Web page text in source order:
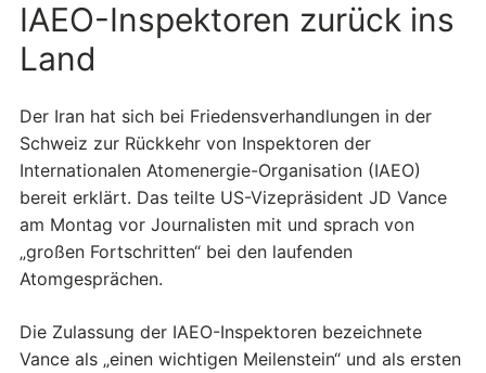
IAEO-Inspektoren zurück ins
Land
Der Iran hat sich bei Friedensverhandlungen in der
Schweiz zur Rückkehr von Inspektoren der
Internationalen Atomenergie-Organisation (IAEO)
bereit erklärt. Das teilte US-Vizepräsident JD Vance
am Montag vor Journalisten mit und sprach von
„großen Fortschritten“ bei den laufenden
Atomgesprächen.
Die Zulassung der IAEO-Inspektoren bezeichnete
Vance als „einen wichtigen Meilenstein“ und als ersten